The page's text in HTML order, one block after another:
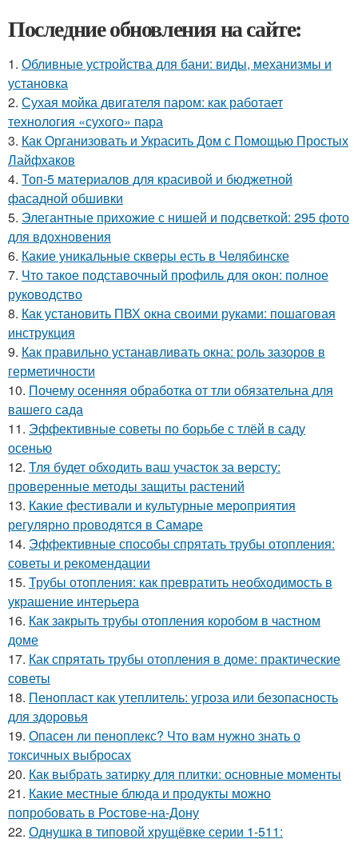
Последние обновления на сайте:
1. Обливные устройства для бани: виды, механизмы и
установка
2. Сухая мойка двигателя паром: как работает
технология «сухого» пара
3. Как Организовать и Украсить Дом с Помощью Простых
Лайфхаков
4. Топ-5 материалов для красивой и бюджетной
фасадной обшивки
5. Элегантные прихожие с нишей и подсветкой: 295 фото
для вдохновения
6. Какие уникальные скверы есть в Челябинске
7. Что такое подставочный профиль для окон: полное
руководство
8. Как установить ПВХ окна своими руками: пошаговая
инструкция
9. Как правильно устанавливать окна: роль зазоров в
герметичности
10. Почему осенняя обработка от тли обязательна для
вашего сада
11. Эффективные советы по борьбе с тлёй в саду
осенью
12. Тля будет обходить ваш участок за версту:
проверенные методы защиты растений
13. Какие фестивали и культурные мероприятия
регулярно проводятся в Самаре
14. Эффективные способы спрятать трубы отопления:
советы и рекомендации
15. Трубы отопления: как превратить необходимость в
украшение интерьера
16. Как закрыть трубы отопления коробом в частном
доме
17. Как спрятать трубы отопления в доме: практические
советы
18. Пенопласт как утеплитель: угроза или безопасность
для здоровья
19. Опасен ли пеноплекс? Что вам нужно знать о
токсичных выбросах
20. Как выбрать затирку для плитки: основные моменты
21. Какие местные блюда и продукты можно
попробовать в Ростове-на-Дону
22. Однушка в типовой хрущёвке серии 1-511: